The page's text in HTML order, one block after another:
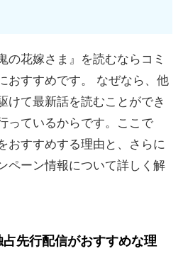
の花嫁さま』を読むならコミ
おすすめです。 なぜなら、他
けて最新話を読むことができ
っているからです。ここで
おすすめする理由と、さらに
ペーン情報について詳しく解
先行配信がおすすめな理